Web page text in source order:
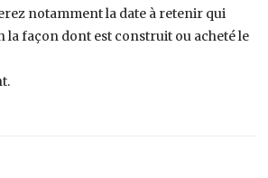
notamment la date à retenir qui
la façon dont est construit ou acheté le